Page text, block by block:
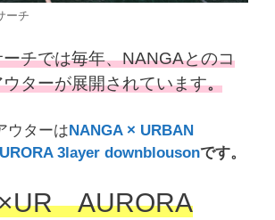
ーチ
チでは毎年、NANGAとのコ
ターが展開されています。
ウターはNANGA × URBAN
3layer downblousonです。
AURORA